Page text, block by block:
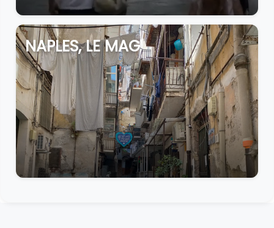
NAPLES, LE MAG